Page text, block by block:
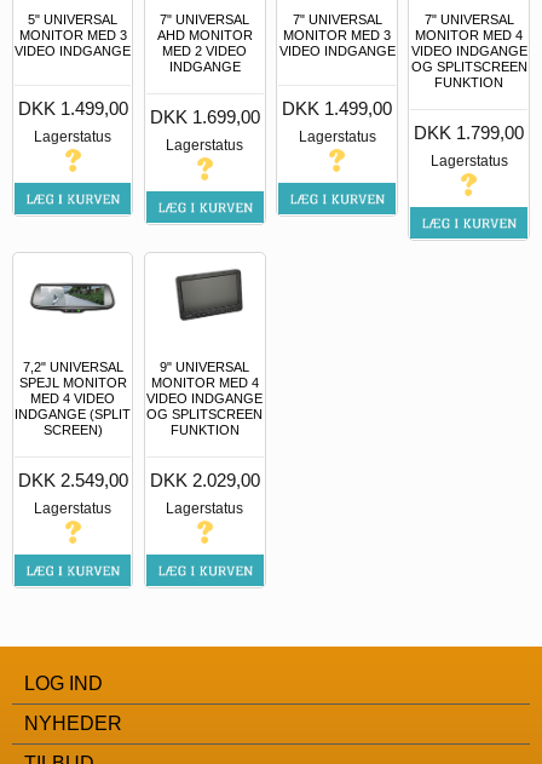
5" UNIVERSAL
MONITOR MED 3
VIDEO INDGANGE
DKK 1.499,00
Lagerstatus
7" UNIVERSAL
AHD MONITOR
MED 2 VIDEO
INDGANGE
DKK 1.699,00
Lagerstatus
7" UNIVERSAL
MONITOR MED 3
VIDEO INDGANGE
DKK 1.499,00
Lagerstatus
7" UNIVERSAL
MONITOR MED 4
VIDEO INDGANGE
OG SPLITSCREEN
FUNKTION
DKK 1.799,00
Lagerstatus
7,2" UNIVERSAL
SPEJL MONITOR
MED 4 VIDEO
INDGANGE (SPLIT
SCREEN)
DKK 2.549,00
Lagerstatus
9" UNIVERSAL
MONITOR MED 4
VIDEO INDGANGE
OG SPLITSCREEN
FUNKTION
DKK 2.029,00
Lagerstatus
LOG IND
NYHEDER